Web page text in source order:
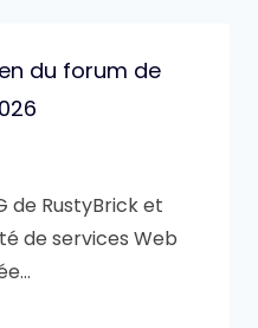
du forum de
de RustyBrick et
de services Web